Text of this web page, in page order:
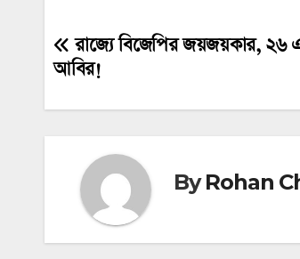
Post
navigation
রাজ্যে বিজেপির জয়জয়কার,
আবির!
ByRohan